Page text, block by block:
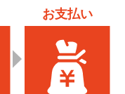
お支払い